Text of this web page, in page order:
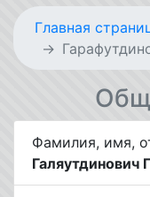
Главная
Фамилия, имя,
Галяутдинович